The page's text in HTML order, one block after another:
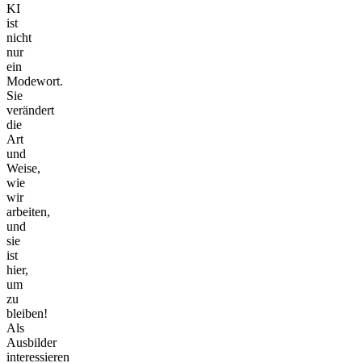
KI
ist
nicht
nur
ein
Modewort.
Sie
verändert
die
Art
und
Weise,
wie
wir
arbeiten,
und
sie
ist
hier,
um
zu
bleiben!
Als
Ausbilder
interessieren